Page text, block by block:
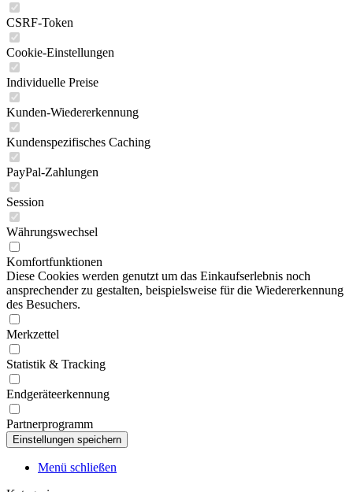
CSRF-Token
Cookie-Einstellungen
Individuelle Preise
Kunden-Wiedererkennung
Kundenspezifisches Caching
PayPal-Zahlungen
Session
Währungswechsel
Komfortfunktionen
Diese Cookies werden genutzt um das Einkaufserlebnis noch
ansprechender zu gestalten, beispielsweise für die Wiedererkennung
des Besuchers.
Merkzettel
Statistik & Tracking
Endgeräteerkennung
Partnerprogramm
Menü schließen